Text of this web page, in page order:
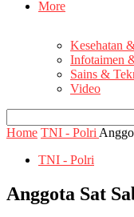
More
Kesehatan
Infotaimen
Sains &
Video
Home TNI - Polri
TNI - Polri
Anggota Sat